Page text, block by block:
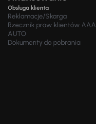
Obsługa klienta
Reklamacje/Skarga
Rzecznik praw klientów AAA
AUTO
Dokumenty do pobrania